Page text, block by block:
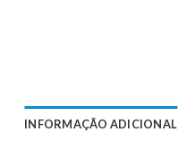
INFORMAÇÃO ADICIONAL